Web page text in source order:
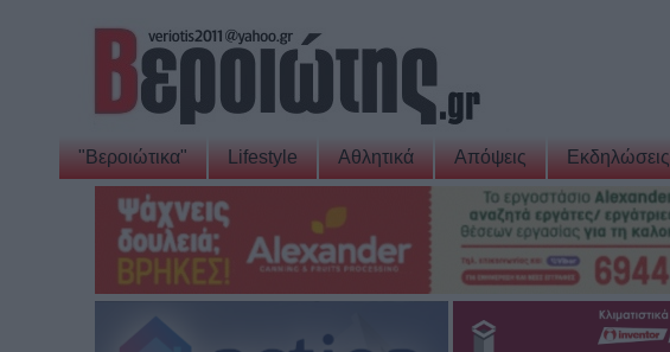
"Βεροιώτικα" Lifestyle Αθλητικά Απόψεις Εκδηλώσεις